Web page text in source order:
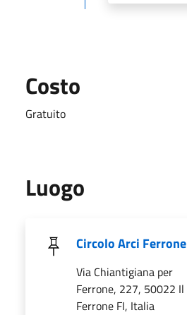
Costo
Gratuito
Luogo
Circolo Arci Ferrone
Via Chiantigiana per
Ferrone, 227, 50022 Il
Ferrone FI, Italia